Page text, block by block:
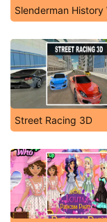
Slenderman History
Street Racing 3D